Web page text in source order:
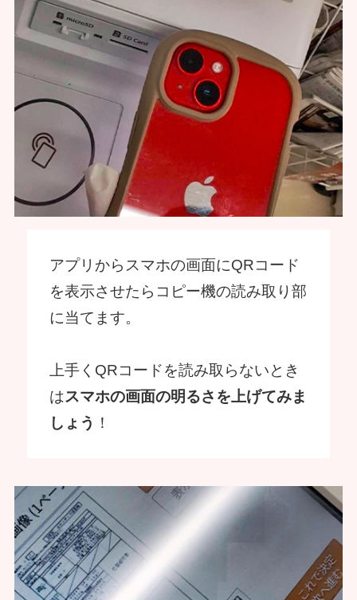
アプリからスマホの画面にQRコード
を表示させたらコピー機の読み取り部
に当てます。
上手くQRコードを読み取らないとき
はスマホの画面の明るさを上げてみま
しょう ！